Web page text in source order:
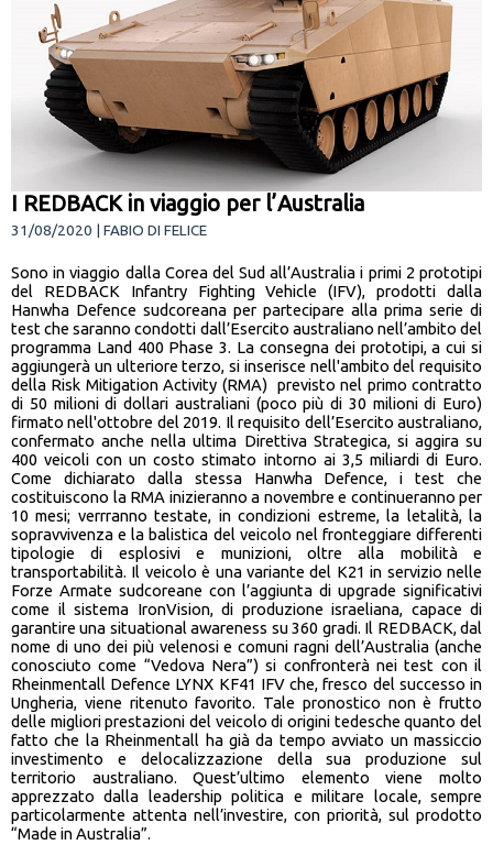
I REDBACK in viaggio per l’Australia
31/08/2020 | FABIO DI FELICE
Sono in viaggio dalla Corea del Sud all’Australia i primi 2 prototipi
del REDBACK Infantry Fighting Vehicle (IFV), prodotti dalla
Hanwha Defence sudcoreana per partecipare alla prima serie di
test che saranno condotti dall’Esercito australiano nell’ambito del
programma Land 400 Phase 3. La consegna dei prototipi, a cui si
aggiungerà un ulteriore terzo, si inserisce nell'ambito del requisito
della Risk Mitigation Activity (RMA) previsto nel primo contratto
di 50 milioni di dollari australiani (poco più di 30 milioni di Euro)
firmato nell'ottobre del 2019. Il requisito dell’Esercito australiano,
confermato anche nella ultima Direttiva Strategica, si aggira su
400 veicoli con un costo stimato intorno ai 3,5 miliardi di Euro.
Come dichiarato dalla stessa Hanwha Defence, i test che
costituiscono la RMA inizieranno a novembre e continueranno per
10 mesi; verrranno testate, in condizioni estreme, la letalità, la
sopravvivenza e la balistica del veicolo nel fronteggiare differenti
tipologie di esplosivi e munizioni, oltre alla mobilità e
transportabilità. Il veicolo è una variante del K21 in servizio nelle
Forze Armate sudcoreane con l’aggiunta di upgrade significativi
come il sistema IronVision, di produzione israeliana, capace di
garantire una situational awareness su 360 gradi. Il REDBACK, dal
nome di uno dei più velenosi e comuni ragni dell’Australia (anche
conosciuto come “Vedova Nera”) si confronterà nei test con il
Rheinmentall Defence LYNX KF41 IFV che, fresco del successo in
Ungheria, viene ritenuto favorito. Tale pronostico non è frutto
delle migliori prestazioni del veicolo di origini tedesche quanto del
fatto che la Rheinmentall ha già da tempo avviato un massiccio
investimento e delocalizzazione della sua produzione sul
territorio australiano. Quest’ultimo elemento viene molto
apprezzato dalla leadership politica e militare locale, sempre
particolarmente attenta nell’investire, con priorità, sul prodotto
“Made in Australia”.